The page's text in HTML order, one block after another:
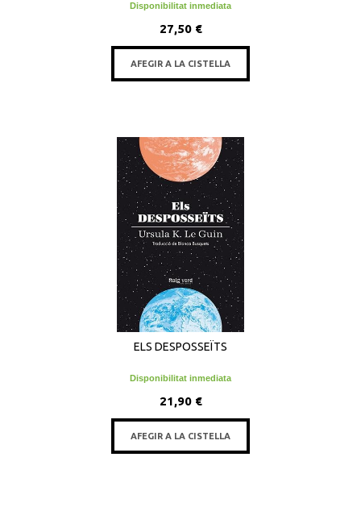
Disponibilitat inmediata
27,50 €
AFEGIR A LA CISTELLA
ELS DESPOSSEÏTS
Disponibilitat inmediata
21,90 €
AFEGIR A LA CISTELLA